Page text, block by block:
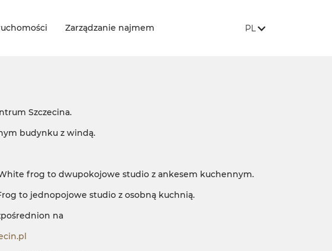
Zarządzanie najmem JĘZYK STRONY:
PL
, POKAŻ DOSTĘPNE
Szczecina.
budynku z windą.
frog to dwupokojowe studio z ankesem kuchennym.
to jednopojowe studio z osobną kuchnią.
na